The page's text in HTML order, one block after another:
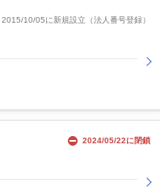
2015/10/05に新規設立（法人番号登録）
2024/05/22に閉鎖